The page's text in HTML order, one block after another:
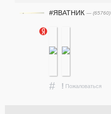
#ЯВАТНИК — (65760)
# ! Пожаловаться